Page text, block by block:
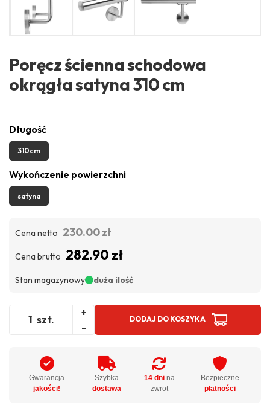
Poręcz ścienna schodowa
okrągła satyna 310 cm
Długość
310cm
Wykończenie powierzchni
satyna
Cena netto 230.00 zł
Cena brutto 282.90 zł
Stan magazynowy duża ilość
szt.
+
-
DODAJ DO KOSZYKA
Gwarancja
jakości!
Szybka
dostawa
14 dnina
zwrot
Bezpieczne
płatności